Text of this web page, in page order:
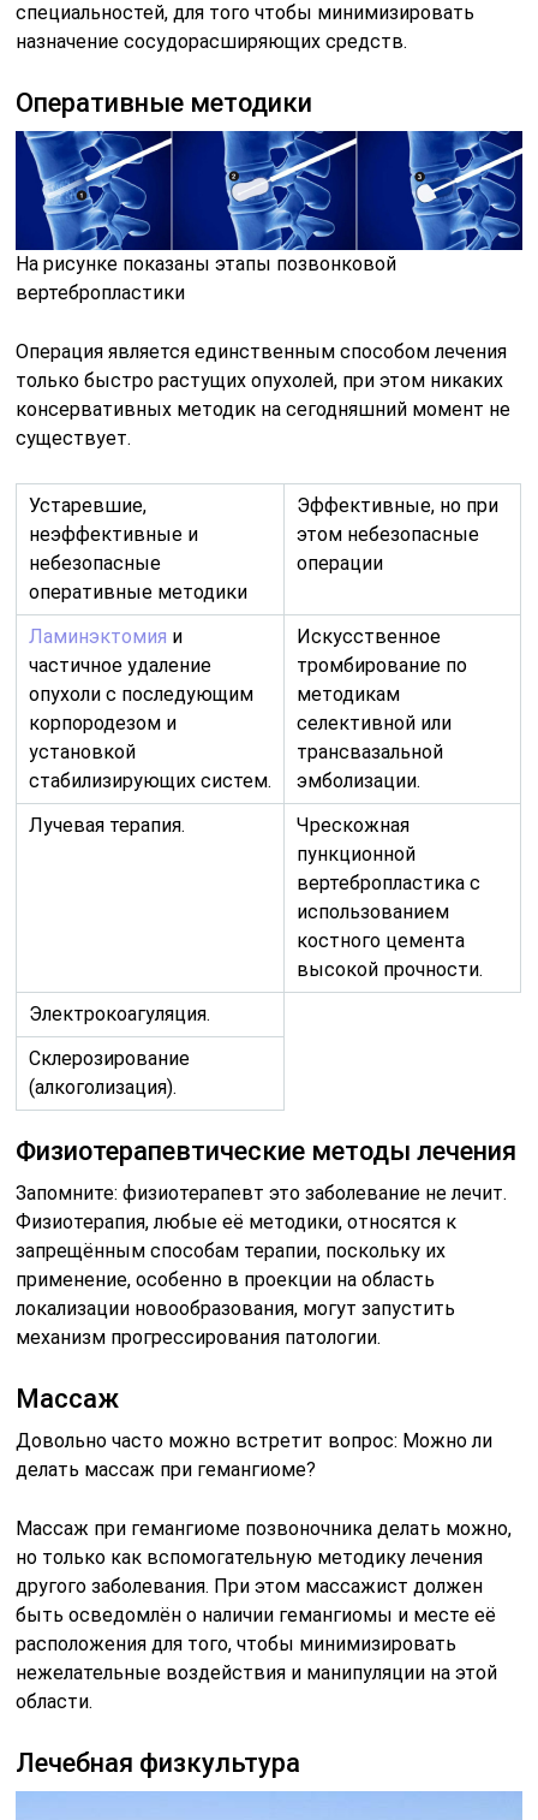
специальностей, для того чтобы минимизировать
назначение сосудорасширяющих средств.
Оперативные методики
На рисунке показаны этапы позвонковой
вертебропластики
Операция является единственным способом лечения
только быстро растущих опухолей, при этом никаких
консервативных методик на сегодняшний момент не
существует.
Устаревшие,
неэффективные и
небезопасные
оперативные методики
Эффективные, но при
этом небезопасные
операции
Ламинэктомия и
частичное удаление
опухоли с последующим
корпородезом и
установкой
стабилизирующих систем.
Искусственное
тромбирование по
методикам
селективной или
трансвазальной
эмболизации.
Лучевая терапия.
Чрескожная
пункционной
вертебропластика с
использованием
костного цемента
высокой прочности.
Электрокоагуляция.
Склерозирование
(алкоголизация).
Физиотерапевтические методы лечения
Запомните: физиотерапевт это заболевание не лечит.
Физиотерапия, любые её методики, относятся к
запрещённым способам терапии, поскольку их
применение, особенно в проекции на область
локализации новообразования, могут запустить
механизм прогрессирования патологии.
Массаж
Довольно часто можно встретит вопрос: Можно ли
делать массаж при гемангиоме?
Массаж при гемангиоме позвоночника делать можно,
но только как вспомогательную методику лечения
другого заболевания. При этом массажист должен
быть осведомлён о наличии гемангиомы и месте её
расположения для того, чтобы минимизировать
нежелательные воздействия и манипуляции на этой
области.
Лечебная физкультура